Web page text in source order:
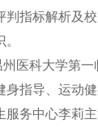
指标解析及
医科大学第
指导、运动
务中心李莉